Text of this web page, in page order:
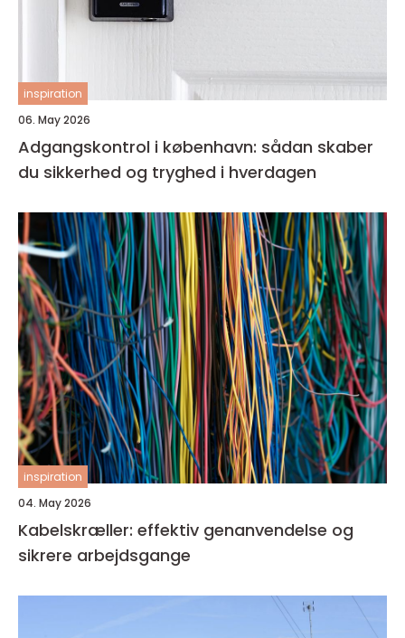
inspiration
06. May 2026
Adgangskontrol i københavn: sådan skaber
du sikkerhed og tryghed i hverdagen
inspiration
04. May 2026
Kabelskræller: effektiv genanvendelse og
sikrere arbejdsgange